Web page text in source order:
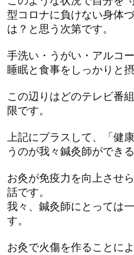
型コロナに負けない身体
は？と思う次第です。
手洗い・うがい・アルコ
睡眠と食事をしっかりと摂
この辺りはどのテレビ番
限です。
上記にプラスして、「健
うのが我々鍼灸師ができる
お灸が免疫力を向上させ
話です。
我々、鍼灸師にとっては
す。
お灸で火傷を作ることに